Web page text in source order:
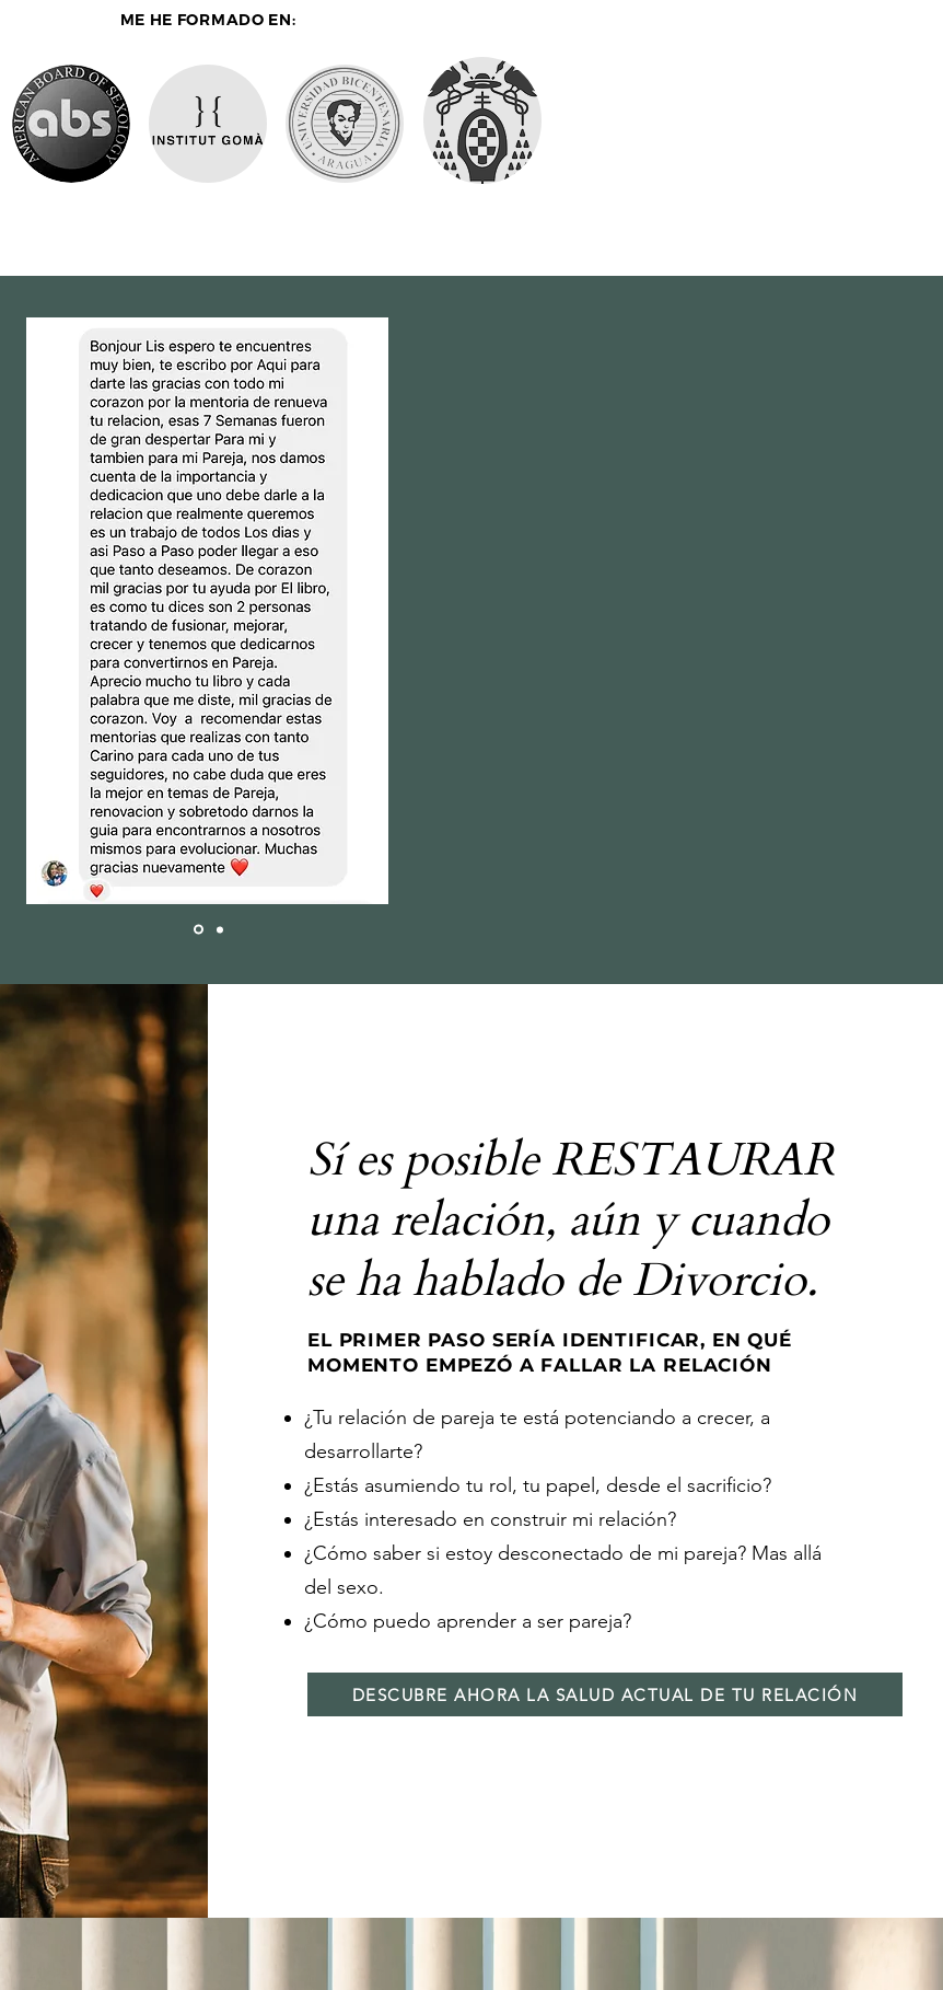
ME HE FORMADO EN:
Sí es posible RESTAURAR
una relación, aún y cuando
se ha hablado de Divorcio.
EL PRIMER PASO SERÍA IDENTIFICAR, EN QUÉ
MOMENTO EMPEZÓ A FALLAR LA RELACIÓN
¿Tu relación de pareja te está potenciando a crecer, a
desarrollarte?
¿Estás asumiendo tu rol, tu papel, desde el sacrificio?
¿Estás interesado en construir mi relación?
¿Cómo saber si estoy desconectado de mi pareja? Mas allá
del sexo.
¿Cómo puedo aprender a ser pareja?
DESCUBRE AHORA LA SALUD ACTUAL DE TU RELACIÓN